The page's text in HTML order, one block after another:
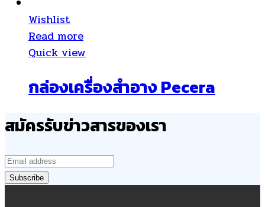
Wishlist
Read more
Quick view
กล่องเครื่องสำอาง Pecera
สมัครรับข่าวสารของเรา